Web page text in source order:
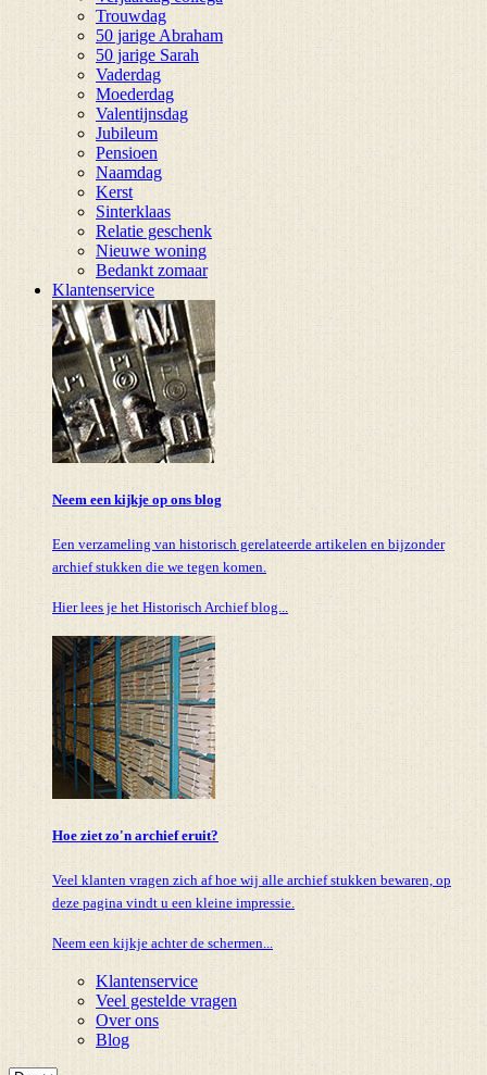
Trouwdag
50 jarige Abraham
50 jarige Sarah
Vaderdag
Moederdag
Valentijnsdag
Jubileum
Pensioen
Naamdag
Kerst
Sinterklaas
Relatie geschenk
Nieuwe woning
Bedankt zomaar
Klantenservice
Neem een kijkje op ons blog
Een verzameling van historisch gerelateerde artikelen en bijzonder
archief stukken die we tegen komen.
Hier lees je het Historisch Archief blog...
Hoe ziet zo'n archief eruit?
Veel klanten vragen zich af hoe wij alle archief stukken bewaren, op
deze pagina vindt u een kleine impressie.
Neem een kijkje achter de schermen...
Klantenservice
Veel gestelde vragen
Over ons
Blog